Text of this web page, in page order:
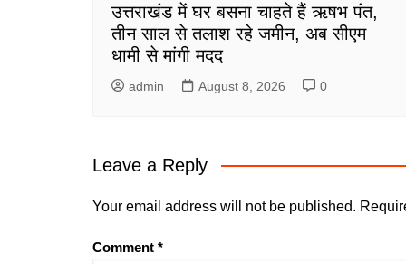
उत्तराखंड में घर बसना चाहते हैं ऋषभ पंत,
तीन साल से तलाश रहे जमीन, अब सीएम
धामी से मांगी मदद
admin August 8, 2026 0
Leave a Reply
Your email address will not be published.
Comment *